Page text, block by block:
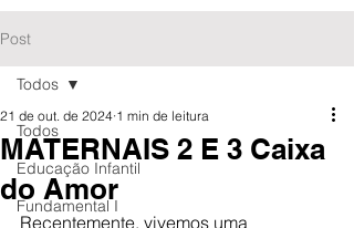
Post
Todos
Educação Infantil
Fundamental I
Todos
MATERNAIS 2 E 3 Caixa
do Amor
21 de out. de 2024 1 min de leitura
Recentemente, vivemos uma